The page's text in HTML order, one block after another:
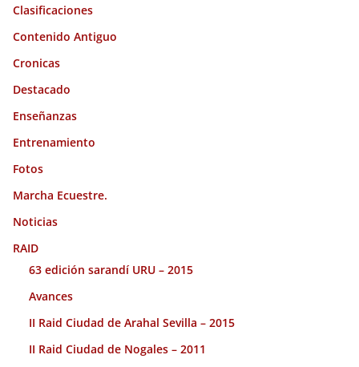
Clasificaciones
Contenido Antiguo
Cronicas
Destacado
Enseñanzas
Entrenamiento
Fotos
Marcha Ecuestre.
Noticias
RAID
63 edición sarandí URU – 2015
Avances
II Raid Ciudad de Arahal Sevilla – 2015
II Raid Ciudad de Nogales – 2011